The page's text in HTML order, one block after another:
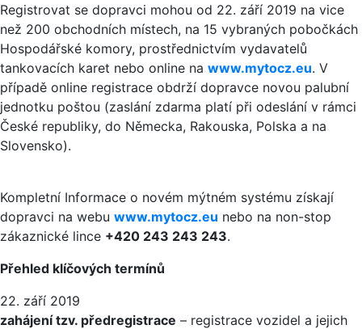
Registrovat se dopravci mohou od 22. září 2019 na vice
než 200 obchodních místech, na 15 vybraných pobočkách
Hospodářské komory, prostřednictvím vydavatelů
tankovacích karet nebo online na www.mytocz.eu. V
případě online registrace obdrží dopravce novou palubní
jednotku poštou (zaslání zdarma platí při odeslání v rámci
České republiky, do Německa, Rakouska, Polska a na
Slovensko).
Kompletní Informace o novém mýtném systému získají
dopravci na webu www.mytocz.eu nebo na non-stop
zákaznické lince +420 243 243 243.
Přehled klíčových termínů
22. září 2019
zahájení tzv. předregistrace – registrace vozidel a jejich